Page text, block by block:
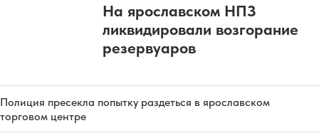
На ярославском НПЗ
ликвидировали возгорание
резервуаров
Полиция пресекла попытку раздеться в ярославском
торговом центре